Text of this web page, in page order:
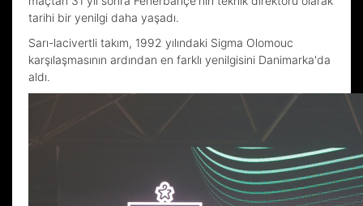
tarihi bir yenilgi daha yaşadı.
Sarı-lacivertli takım, 1992 yılındaki Sigma Olomouc
karşılaşmasının ardından en farklı yenilgisini Danimarka'da
aldı.